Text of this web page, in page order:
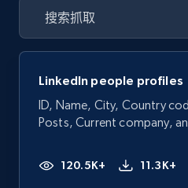
LinkedIn people profiles
ID, Name, City, Country
Posts, Current company,
120.5K+ 11.3K+